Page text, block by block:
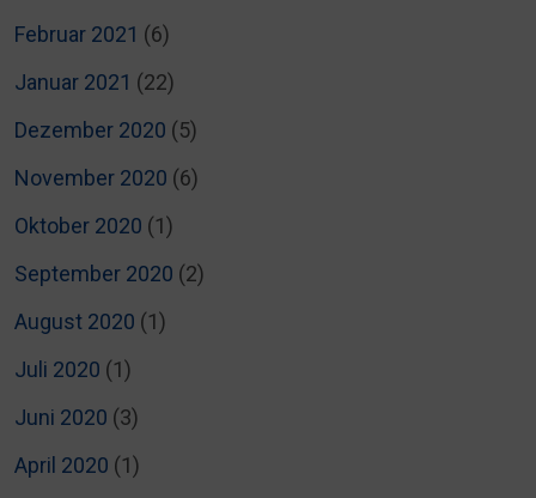
Februar 2021 (6)
Januar 2021 (22)
Dezember 2020 (5)
November 2020 (6)
Oktober 2020 (1)
September 2020 (2)
August 2020 (1)
Juli 2020 (1)
Juni 2020 (3)
April 2020 (1)